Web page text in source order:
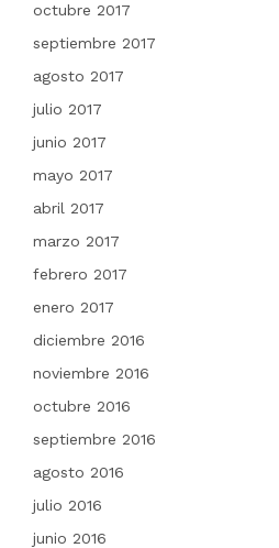
octubre 2017
septiembre 2017
agosto 2017
julio 2017
junio 2017
mayo 2017
abril 2017
marzo 2017
febrero 2017
enero 2017
diciembre 2016
noviembre 2016
octubre 2016
septiembre 2016
agosto 2016
julio 2016
junio 2016